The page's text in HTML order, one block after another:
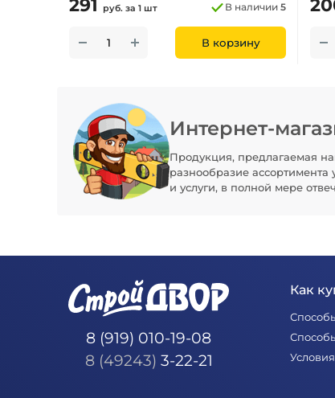
291 руб. за 1 шт В наличии 5
В корзину
Интернет-
Продукция, предлагаемая
разнообразие
и услуги, в полной мере
8 (919) 010-19-08
8 (49243) 3-22-21
Как